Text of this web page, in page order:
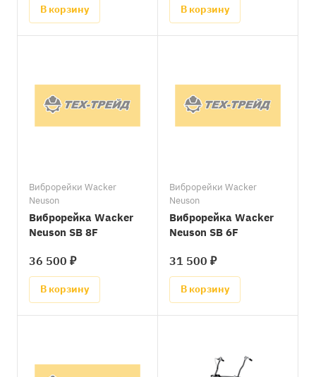
В корзину В корзину
Виброрейки Wacker
Neuson
Виброрейка Wacker
Neuson SB 8F
36 500 ₽
В корзину
Виброрейки Wacker
Neuson
Виброрейка Wacker
Neuson SB 6F
31 500 ₽
В корзину